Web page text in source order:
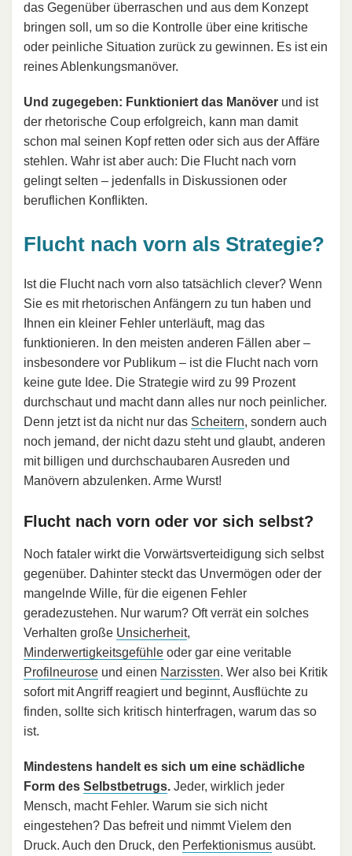
das Gegenüber überraschen und aus dem Konzept
bringen soll, um so die Kontrolle über eine kritische
oder peinliche Situation zurück zu gewinnen. Es ist ein
reines Ablenkungsmanöver.
Und zugegeben: Funktioniert das Manöver und ist
der rhetorische Coup erfolgreich, kann man damit
schon mal seinen Kopf retten oder sich aus der Affäre
stehlen. Wahr ist aber auch: Die Flucht nach vorn
gelingt selten – jedenfalls in Diskussionen oder
beruflichen Konflikten.
Flucht nach vorn als Strategie?
Ist die Flucht nach vorn also tatsächlich clever? Wenn
Sie es mit rhetorischen Anfängern zu tun haben und
Ihnen ein kleiner Fehler unterläuft, mag das
funktionieren. In den meisten anderen Fällen aber –
insbesondere vor Publikum – ist die Flucht nach vorn
keine gute Idee. Die Strategie wird zu 99 Prozent
durchschaut und macht dann alles nur noch peinlicher.
Denn jetzt ist da nicht nur das Scheitern, sondern auch
noch jemand, der nicht dazu steht und glaubt, anderen
mit billigen und durchschaubaren Ausreden und
Manövern abzulenken. Arme Wurst!
Flucht nach vorn oder vor sich selbst?
Noch fataler wirkt die Vorwärtsverteidigung sich selbst
gegenüber. Dahinter steckt das Unvermögen oder der
mangelnde Wille, für die eigenen Fehler
geradezustehen. Nur warum? Oft verrät ein solches
Verhalten große Unsicherheit,
Minderwertigkeitsgefühle oder gar eine veritable
Profilneurose und einen Narzissten. Wer also bei Kritik
sofort mit Angriff reagiert und beginnt, Ausflüchte zu
finden, sollte sich kritisch hinterfragen, warum das so
ist.
Mindestens handelt es sich um eine schädliche
Form des Selbstbetrugs. Jeder, wirklich jeder
Mensch, macht Fehler. Warum sie sich nicht
eingestehen? Das befreit und nimmt Vielem den
Druck. Auch den Druck, den Perfektionismus ausübt.